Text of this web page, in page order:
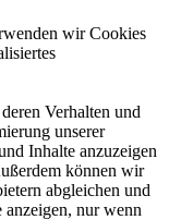
wir Cookies
Verhalten und
unserer
Inhalte anzuzeigen
können wir
abgleichen und
nur wenn